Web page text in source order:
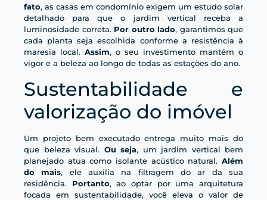
fato, as casas em condomínio exigem um estudo solar
detalhado para que o jardim vertical receba a
luminosidade correta. Por outro lado, garantimos que
cada planta seja escolhida conforme a resistência à
maresia local. Assim, o seu investimento mantém o
vigor e a beleza ao longo de todas as estações do ano.
Sustentabilidade e
valorização do imóvel
Um projeto bem executado entrega muito mais do
que beleza visual. Ou seja, um jardim vertical bem
planejado atua como isolante acústico natural. Além
do mais, ele auxilia na filtragem do ar da sua
residência. Portanto, ao optar por uma arquitetura
focada em sustentabilidade, você eleva o valor de